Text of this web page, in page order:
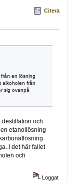
Citera
en lösning
alkoholen från
sig ovanpå
destillation och
etanollösning
I det här fallet
och
Loggat